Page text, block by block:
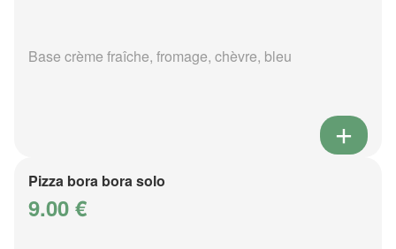
Base crème fraîche, fromage, chèvre, bleu
Pizza bora bora solo
9.00 €